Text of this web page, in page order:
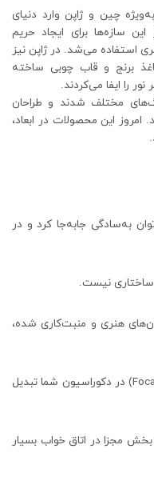
چین و ژاپن وارد دنیای
سازه‌ها برای ایجاد حریم
استفاده می‌شد. در ژاپن نیز
کاغذ برنج و قاب چوبی ساخته
را ایفا می‌کردند.
مختلف شدند و طراحان
امروز این محصولات در ابعاد،
به‌سادگی جابه‌جا کرد و در
ساختاری نیست.
هنری و منبت‌کاری شده،
پاراوان‌ها می‌توانند به نقطه کانونی (Focal Point) در دکوراسیون شما تبدیل
بخش مجزا در اتاق خواب بسیار